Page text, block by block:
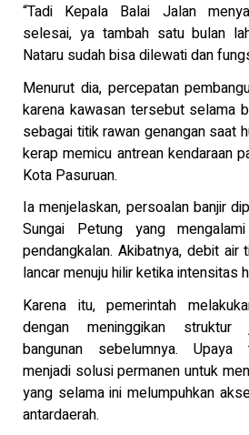
“Tadi Kepala Balai Jalan
selesai, ya tambah satu bulan
Nataru sudah bisa dilewati dan
Menurut dia, percepatan
karena kawasan tersebut selama
sebagai titik rawan genangan saat
kerap memicu antrean kendaraan
Kota Pasuruan.
Ia menjelaskan, persoalan banjir
Sungai Petung yang
pendangkalan. Akibatnya, debit air
lancar menuju hilir ketika intensitas
Karena itu, pemerintah
dengan meninggikan struktur
bangunan sebelumnya. Upaya
menjadi solusi permanen untuk
yang selama ini melumpuhkan
antardaerah.